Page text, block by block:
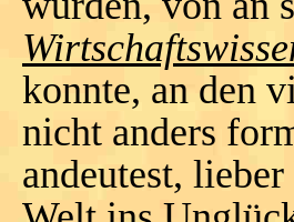
konnte, an den
nicht anders
andeutest,